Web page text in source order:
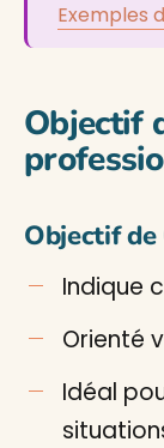
Exemples
Objectif
Objectif de
Indique
Orienté
Idéal